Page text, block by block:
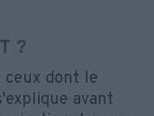
?
ceux dont le
avant